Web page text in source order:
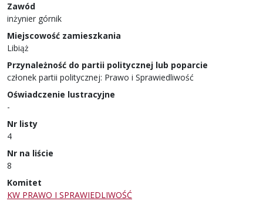
Zawód
inżynier górnik
Miejscowość zamieszkania
Libiąż
Przynależność do partii politycznej lub poparcie
członek partii politycznej: Prawo i Sprawiedliwość
Oświadczenie lustracyjne
-
Nr listy
4
Nr na liście
8
Komitet
KW PRAWO I SPRAWIEDLIWOŚĆ